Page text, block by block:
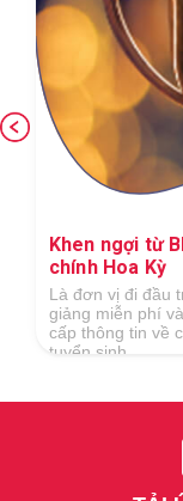
Khen ngợi từ
chính Hoa Kỳ
Là đơn vị đi đầu
giảng miễn phí
cấp thông tin về
tuyển sinh...